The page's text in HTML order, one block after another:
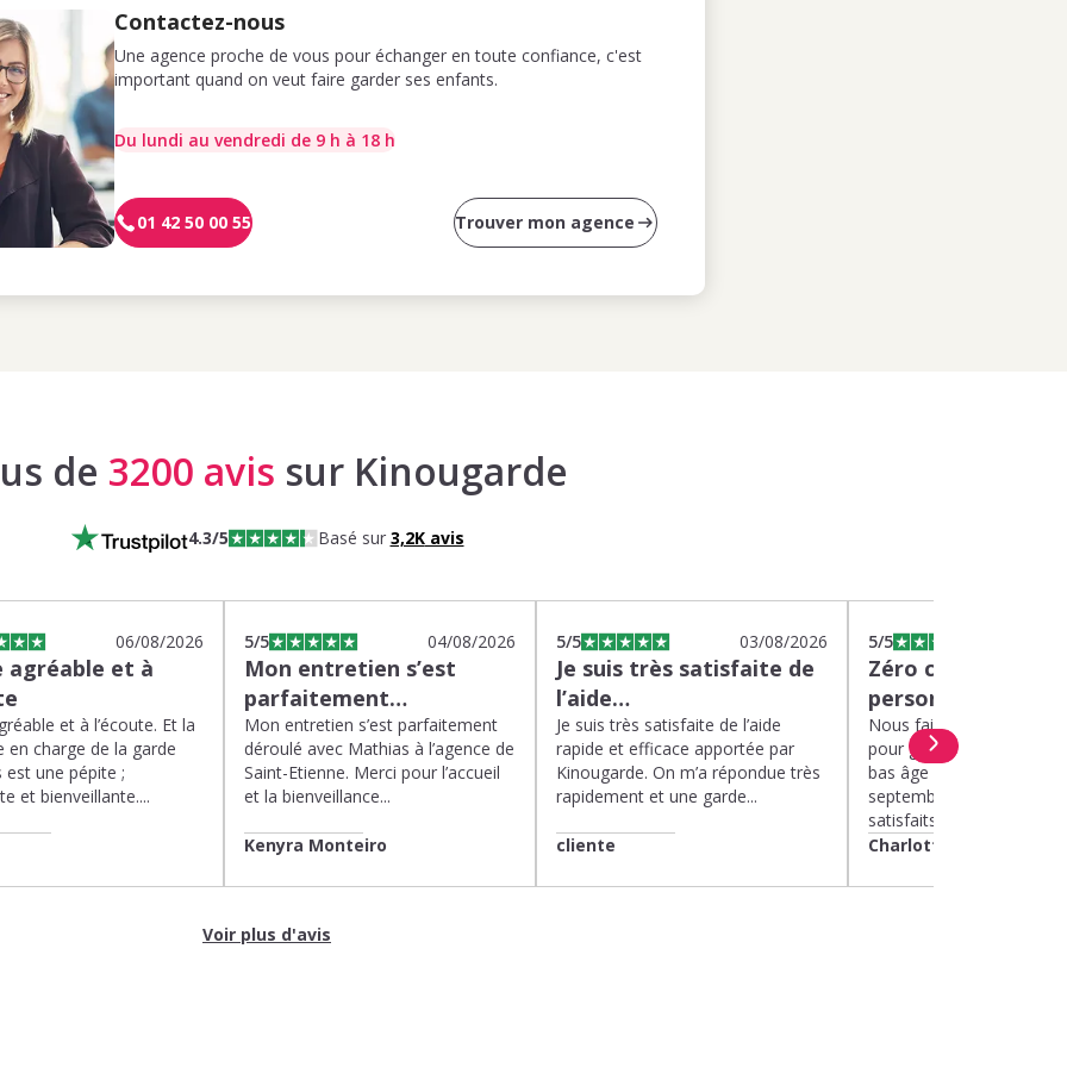
Contactez-nous
Une agence proche de vous pour échanger en toute confiance, c'est
important quand on veut faire garder ses enfants.
Du lundi au vendredi de 9 h à 18 h
01 42 50 00 55 Trouver mon agence
de 3200 avis sur Kinougarde
4.3/5 Basé sur 3,2Kavis
06/08/2026
agréable et à
et à l’écoute. Et la
en charge de la garde
est une pépite ;
et bienveillante....
5/5 04/08/2026
Mon entretien s’est
parfaitement…
Mon entretien s’est parfaitement
déroulé avec Mathias à l’agence de
Saint-Etienne. Merci pour l’accueil
et la bienveillance...
Kenyra Monteiro
5/5 03/08/2026
Je suis très satisfaite de
l’aide…
Je suis très satisfaite de l’aide
rapide et efficace apportée par
Kinougarde. On m’a répondue très
rapidement et une garde...
cliente
5/5
Zéro charge
personnel de
Nous faisons appel à
pour garder nos deux
bas âge le mercredi
septembre 2025. Nous
satisfaits....
Charlotte
Voir plus d'avis